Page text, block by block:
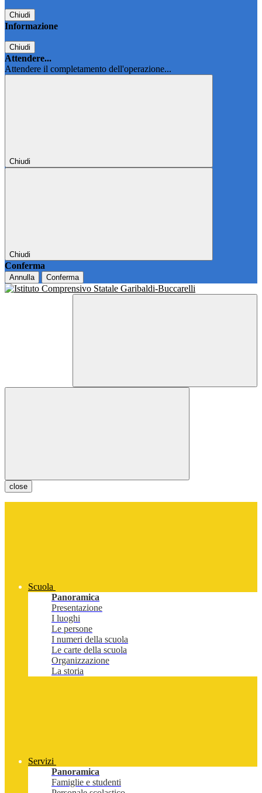
Chiudi
Informazione
Chiudi
Attendere...
Attendere il completamento dell'operazione...
Chiudi
Chiudi
Conferma
Annulla Conferma
close
Scuola
Panoramica
Presentazione
I luoghi
Le persone
I numeri della scuola
Le carte della scuola
Organizzazione
La storia
Servizi
Panoramica
Famiglie e studenti